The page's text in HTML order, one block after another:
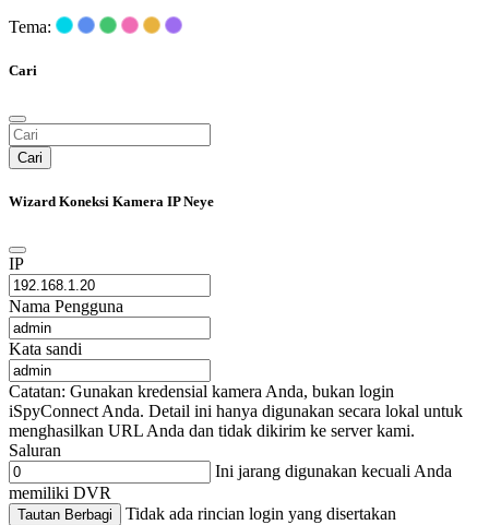
Tema:
Cari
Cari
Wizard Koneksi Kamera IP Neye
IP
Nama Pengguna
Kata sandi
Catatan: Gunakan kredensial kamera Anda, bukan login
iSpyConnect Anda. Detail ini hanya digunakan secara lokal untuk
menghasilkan URL Anda dan tidak dikirim ke server kami.
Saluran
Ini jarang digunakan kecuali Anda
memiliki DVR
Tautan Berbagi Tidak ada rincian login yang disertakan